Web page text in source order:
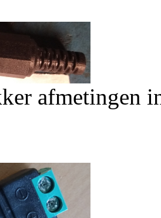
afmetingen